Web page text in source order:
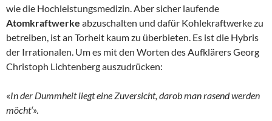
wie die Hochleistungsmedizin. Aber sicher laufende
Atomkraftwerke abzuschalten und dafür Kohlekraftwerke zu
betreiben, ist an Torheit kaum zu überbieten. Es ist die Hybris
der Irrationalen. Um es mit den Worten des Aufklärers Georg
Christoph Lichtenberg auszudrücken:
«In der Dummheit liegt eine Zuversicht, darob man rasend werden
möcht‘».